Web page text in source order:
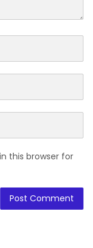
this browser for